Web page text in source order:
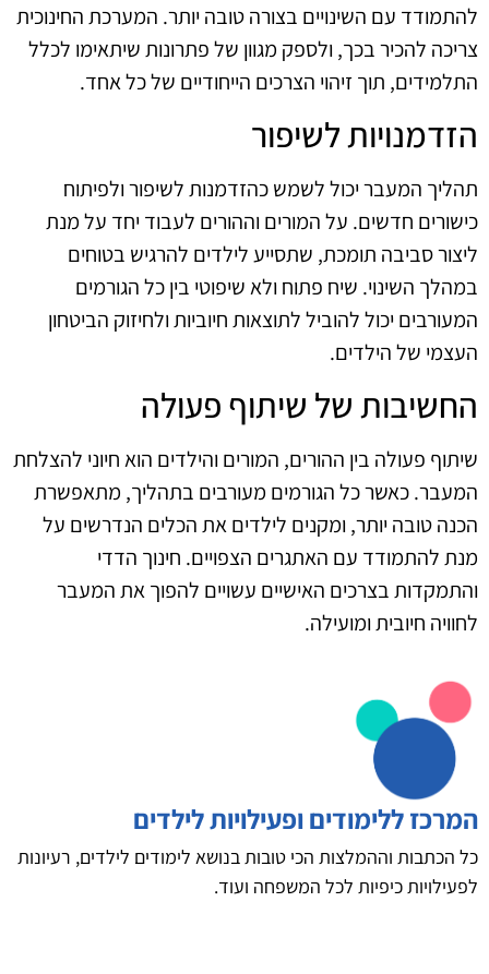
להתמודד עם השינויים בצורה טובה יותר. המערכת החינוכית
צריכה להכיר בכך, ולספק מגוון של פתרונות שיתאימו לכלל
התלמידים, תוך זיהוי הצרכים הייחודיים של כל אחד.
הזדמנויות לשיפור
תהליך המעבר יכול לשמש כהזדמנות לשיפור ולפיתוח
כישורים חדשים. על המורים וההורים לעבוד יחד על מנת
ליצור סביבה תומכת, שתסייע לילדים להרגיש בטוחים
במהלך השינוי. שיח פתוח ולא שיפוטי בין כל הגורמים
המעורבים יכול להוביל לתוצאות חיוביות ולחיזוק הביטחון
העצמי של הילדים.
החשיבות של שיתוף פעולה
שיתוף פעולה בין ההורים, המורים והילדים הוא חיוני להצלחת
המעבר. כאשר כל הגורמים מעורבים בתהליך, מתאפשרת
הכנה טובה יותר, ומקנים לילדים את הכלים הנדרשים על
מנת להתמודד עם האתגרים הצפויים. חינוך הדדי
והתמקדות בצרכים האישיים עשויים להפוך את המעבר
לחוויה חיובית ומועילה.
המרכז ללימודים ופעילויות לילדים
כל הכתבות וההמלצות הכי טובות בנושא לימודים לילדים, רעיונות
לפעילויות כיפיות לכל המשפחה ועוד.